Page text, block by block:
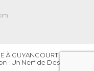
À GUYANCOURT © 2023
: Un Nerf de Design